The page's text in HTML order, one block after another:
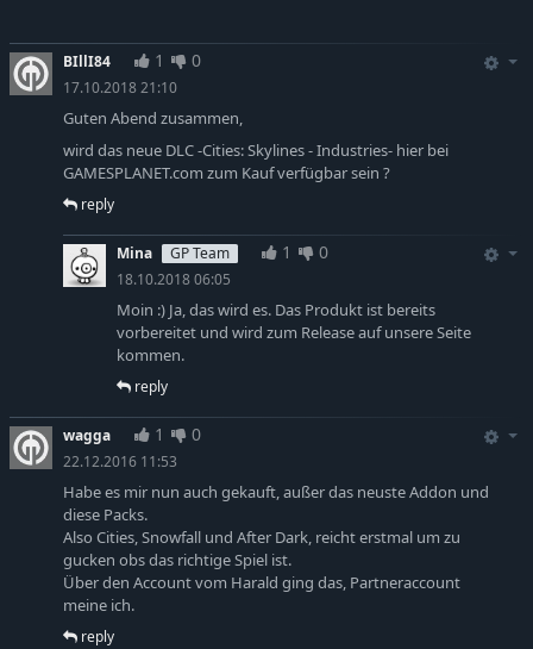
Cities: Skylines - Snowfall 11,69€
Cities: Skylines - After Dark
BIllI84 1 0
17.10.2018 21:10
Guten Abend zusammen,
wird das neue DLC -Cities: Skylines - Industries- hier bei
GAMESPLANET.com zum Kauf verfügbar sein ?
reply
Mina GP Team 1 0
18.10.2018 06:05
Moin :) Ja, das wird es. Das Produkt ist bereits
vorbereitet und wird zum Release auf unsere Seite
kommen.
reply
wagga 1 0
22.12.2016 11:53
Habe es mir nun auch gekauft, außer das neuste Addon und
diese Packs.
Also Cities, Snowfall und After Dark, reicht erstmal um zu
gucken obs das richtige Spiel ist.
Über den Account vom Harald ging das, Partneraccount
meine ich.
reply